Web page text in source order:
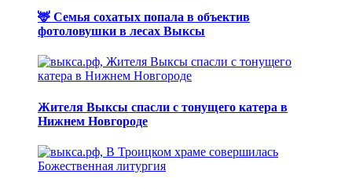
🦌 Семья сохатых попала в объектив
фотоловушки в лесах Выксы
Жителя Выксы спасли с тонущего катера в
Нижнем Новгороде